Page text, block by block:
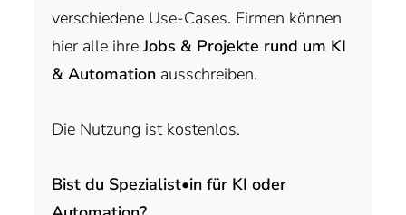
verschiedene Use-Cases. Firmen können
hier alle ihreJobs & Projekte rund um KI
& Automation ausschreiben.
Die Nutzung ist kostenlos.
Bist du Spezialist•in für KI oder